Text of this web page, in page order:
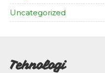
Uncategorized
Tehnologi